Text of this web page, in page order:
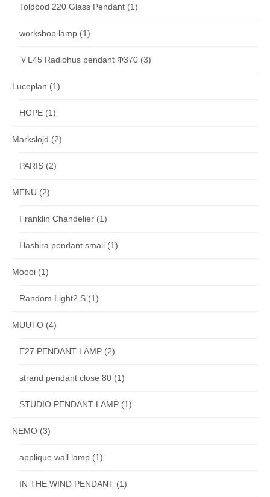
Toldbod 220 Glass Pendant (1)
workshop lamp (1)
ＶL45 Radiohus pendant Φ370 (3)
Luceplan (1)
HOPE (1)
Markslojd (2)
PARIS (2)
MENU (2)
Franklin Chandelier (1)
Hashira pendant small (1)
Moooi (1)
Random Light2 S (1)
MUUTO (4)
E27 PENDANT LAMP (2)
strand pendant close 80 (1)
STUDIO PENDANT LAMP (1)
NEMO (3)
applique wall lamp (1)
IN THE WIND PENDANT (1)